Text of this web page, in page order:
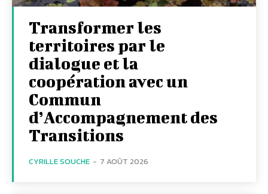
Transformer les
territoires par le
dialogue et la
coopération avec un
Commun
d’Accompagnement des
Transitions
CYRILLE SOUCHE - 7 AOÛT 2026